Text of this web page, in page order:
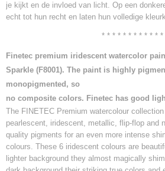
je kijkt en de invloed van licht. Op een
echt tot hun recht en laten hun volledige
* * * * * * * * * * * *
Finetec premium iridescent watercolor
Sparkle (F8001). The paint is highly
monopigmented, so
no composite colors. Finetec has good
The FINETEC Premium watercolour
pearlescent, iridescent, metallic, flip-flop and
quality pigments for an even more intense
colours. These 6 iridescent colours are
lighter background they almost magically